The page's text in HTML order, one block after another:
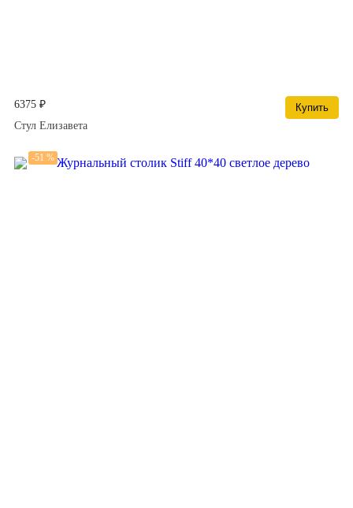
6375 ₽
Купить
Стул Елизавета
-51 %